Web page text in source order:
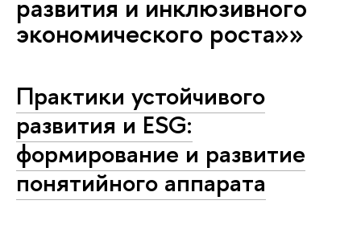
развития и инклюзивного
экономического роста»»
Практики устойчивого
развития и ESG:
формирование и развитие
понятийного аппарата